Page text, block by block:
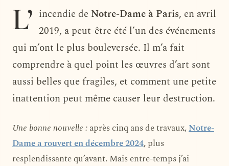
L’ incendie de Notre-Dame à Paris, en avril
2019, a peut-être été l’un des événements
qui m’ont le plus bouleversée. Il m’a fait
comprendre à quel point les œuvres d’art sont
aussi belles que fragiles, et comment une petite
inattention peut même causer leur destruction.
Une bonne nouvelle :après cinq ans de travaux,Notre-
Dame a rouvert en décembre 2024, plus
resplendissante qu’avant. Mais entre-temps j’ai